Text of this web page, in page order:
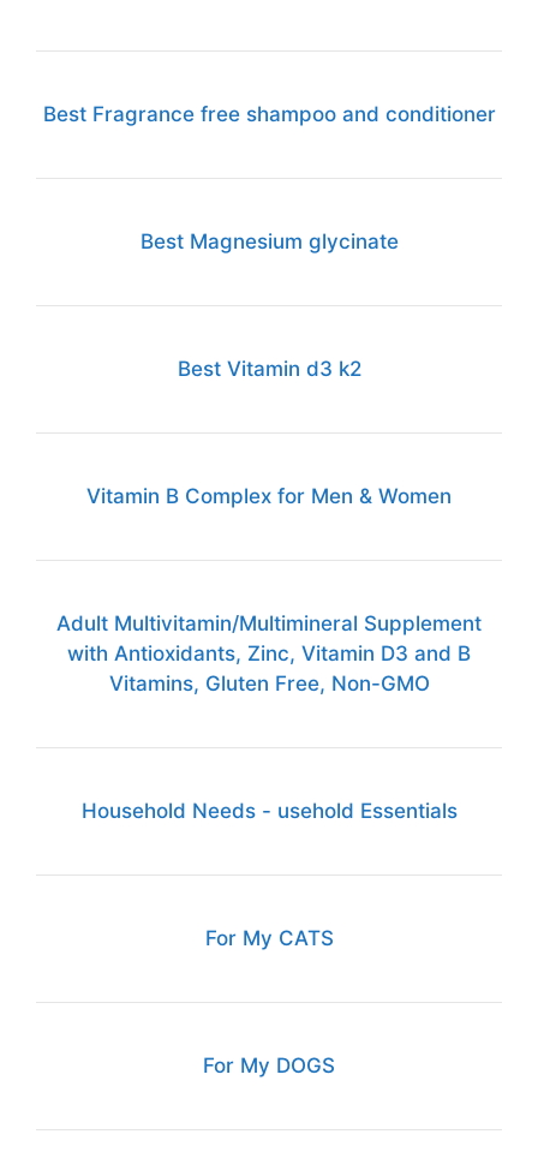
Best Fragrance free shampoo and conditioner
Best Magnesium glycinate
Best Vitamin d3 k2
Vitamin B Complex for Men & Women
Adult Multivitamin/Multimineral Supplement
with Antioxidants, Zinc, Vitamin D3 and B
Vitamins, Gluten Free, Non-GMO
Household Needs - usehold Essentials
For My CATS
For My DOGS